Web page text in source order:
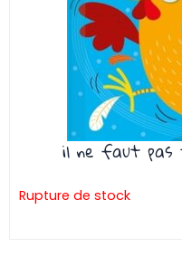
il ne faut pas
Rupture de stock